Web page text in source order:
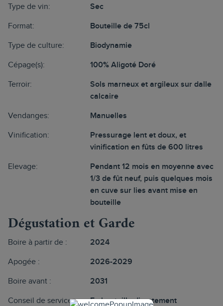
Type de vin: Sec
Format: Bouteille de 75cl
Type de culture: Biodynamie
Cépage(s): 100% Aligoté Doré
Terroir:
Sols marneux et argileux sur dalle
calcaire
Vendanges: Manuelles
Vinification:
Pressurage lent et doux, et
vinification en fûts de 600 litres
Elevage:
Pendant 12 mois en moyenne avec
1/3 de fût neuf, puis quelques mois
en cuve sur lies avant mise en
bouteille
Dégustation et Garde
Boire à partir de : 2024
Apogée : 2026-2029
Boire avant : 2031
Conseil de service : En bouteille directement